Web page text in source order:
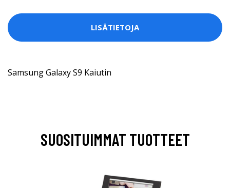
LISÄTIETOJA
Samsung Galaxy S9 Kaiutin
SUOSITUIMMAT TUOTTEET